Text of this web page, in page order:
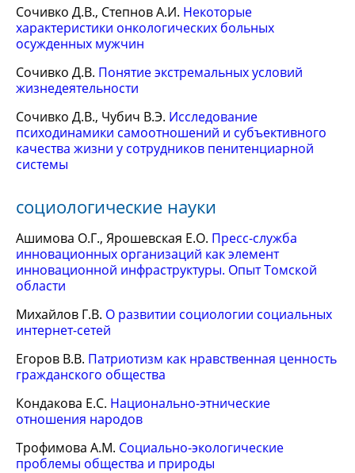
Сочивко Д.В., Степнов А.И. Некоторые
характеристики онкологических больных
осужденных мужчин
Сочивко Д.В. Понятие экстремальных условий
жизнедеятельности
Сочивко Д.В., Чубич В.Э. Исследование
психодинамики самоотношений и субъективного
качества жизни у сотрудников пенитенциарной
системы
социологические науки
Ашимова О.Г., Ярошевская Е.О. Пресс-служба
инновационных организаций как элемент
инновационной инфраструктуры. Опыт Томской
области
Михайлов Г.В. О развитии социологии социальных
интернет-сетей
Егоров В.В. Патриотизм как нравственная ценность
гражданского общества
Кондакова Е.С. Национально-этнические
отношения народов
Трофимова А.М. Социально-экологические
проблемы общества и природы